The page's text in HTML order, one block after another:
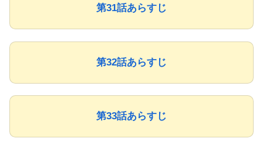
第31話あらすじ
第32話あらすじ
第33話あらすじ